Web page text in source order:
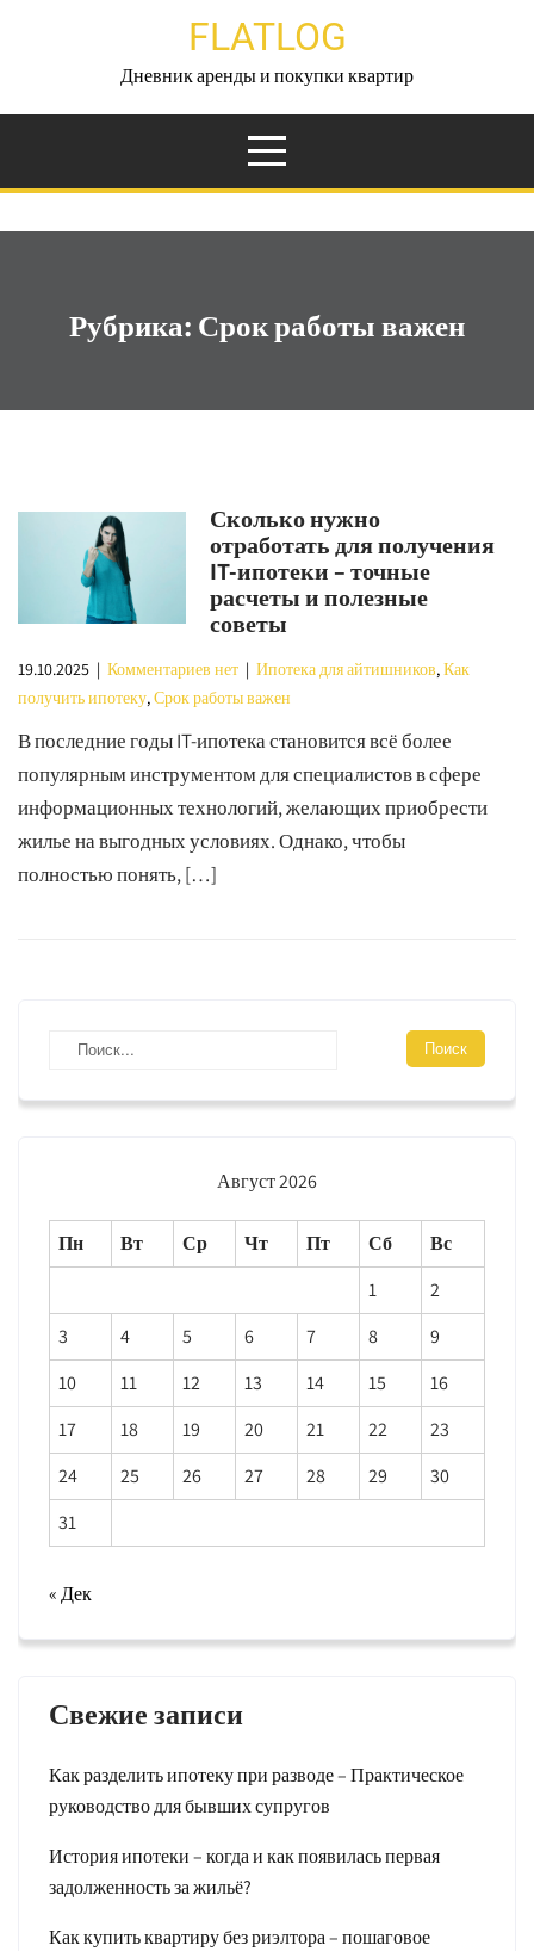
FLATLOG
Дневник аренды и покупки квартир
Рубрика: Срок работы важен
Сколько нужно
отработать для получения
IT-ипотеки – точные
расчеты и полезные
советы
19.10.2025 | Комментариев нет | Ипотека для айтишников,Как
получить ипотеку,Срок работы важен
В последние годы IT-ипотека становится всё более
популярным инструментом для специалистов в сфере
информационных технологий, желающих приобрести
жилье на выгодных условиях. Однако, чтобы
полностью понять, […]
Август 2026
Пн Вт Ср Чт Пт Сб
Вс
1
2
3
4 5 6 7 8
9
10
11 12 13 14 15
16
17
18 19 20 21 22
23
24
25 26 27 28 29
30
31
« Дек
Свежие записи
Как разделить ипотеку при разводе – Практическое
руководство для бывших супругов
История ипотеки – когда и как появилась первая
задолженность за жильё?
Как купить квартиру без риэлтора – пошаговое